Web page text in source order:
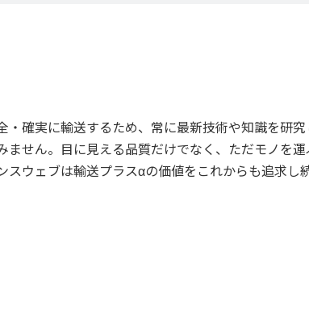
・確実に輸送するため、常に最新技術や知識を研
ません。目に見える品質だけでなく、ただモノを運
ウェブは輸送プラスαの価値をこれからも追求し続